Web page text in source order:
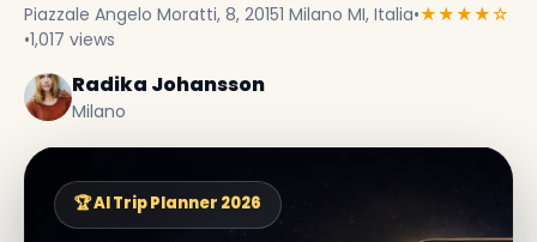
Piazzale Angelo Moratti, 8, 20151 Milano MI, Italia•★★★★☆
•1,017 views
Radika Johansson
Milano
🏆 AI Trip Planner 2026